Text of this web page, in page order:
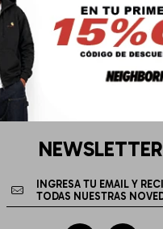
NEWSLETTER